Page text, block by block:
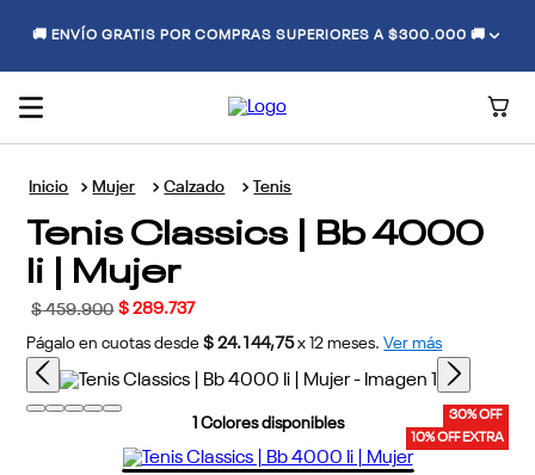
🚚 ENVÍO GRATIS POR COMPRAS SUPERIORES A $300.000 🚚
Mujer Calzado Tenis
Tenis Classics | Bb 4000
Ii | Mujer
$ 459.900 $ 289.737
Págalo en cuotas desde $ 24.144,75 x 12 meses. Ver más
30% OFF
10% OFF EXTRA
Colores disponibles